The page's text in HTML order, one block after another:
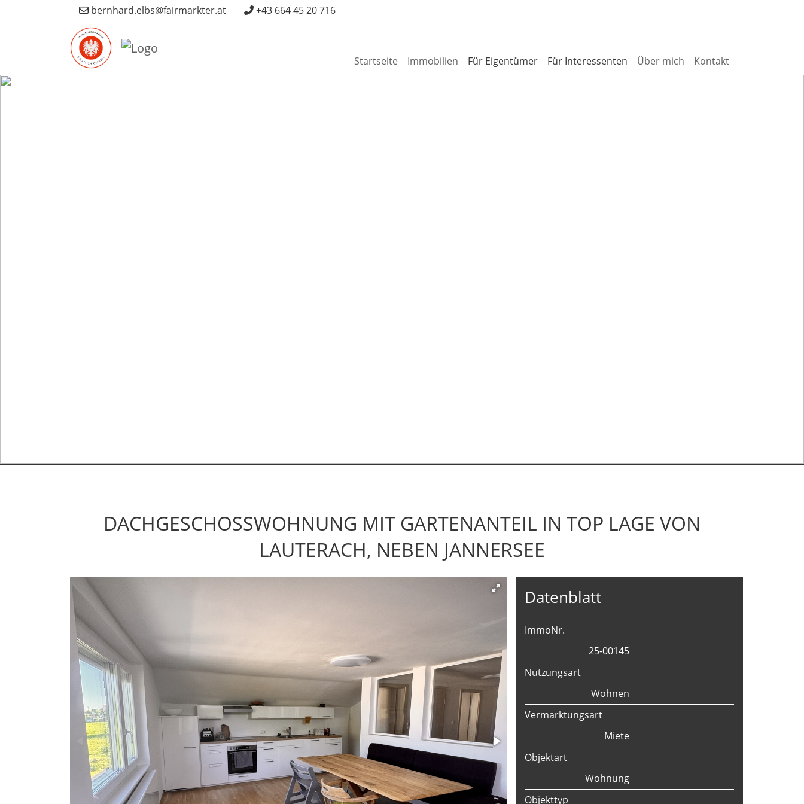
bernhard.elbs@fairmarkter.at +43 664 45 20 716
Startseite Immobilien Für Eigentümer Für Interessenten Über mich Kontakt
DACHGESCHOSSWOHNUNG MIT GARTENANTEIL IN TOP LAGE VON
LAUTERACH, NEBEN JANNERSEE
Datenblatt
ImmoNr.
25-00145
Nutzungsart
Wohnen
Vermarktungsart
Miete
Objektart
Wohnung
Objekttyp